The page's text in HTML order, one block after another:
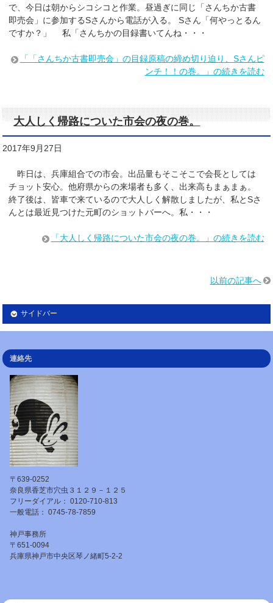
で、今日は朝からシコシコと作業。昼過ぎに同じ「さんちか古書
即売会」に参加するSさんから電話が入る。 Sさん「何やっとるん
ですか？」 私「さんちかの目録書いてんね・・・
「「さんちか古書即売会」の目録原稿の締め切り迫り、Sさんピ
ンチ！！の巻。」の続きを読む
大人しく帰路についた市会の夜の巻。
2017年9月27日
昨日は、兵庫組合での市会。出品量もそこそこで会長としては
チョット安心。他府県からの来場者も多く、出来高もまぁまぁ。
終了後は、皆車で来ているので大人しく解散しましたが、私とSさ
んとは最近見つけた元町のショットバーへ。私・・・
「大人しく帰路についた市会の夜の巻。」の続きを読む
以前の記事へ
サイドバー
連絡先
〒639-0252
奈良県香芝市穴虫３１２９－１２５
フリーダイアル： 0120-710-813
一般電話： 0745-78-7859
神戸事務所
〒651-0094
兵庫県神戸市中央区琴ノ緒町5-2-2